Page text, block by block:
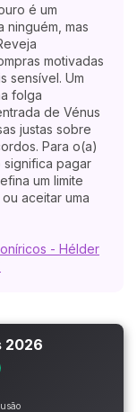
é um
ninguém, mas
motivadas
sensível. Um
folga
de Vénus
justas sobre
Para o(a)
pagar
um limite
aceitar uma
- Hélder
2026